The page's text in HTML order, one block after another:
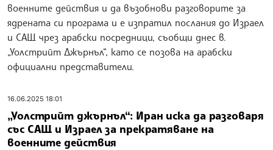
военните действия и да възобнови разговорите за
ядрената си програма и е изпратил послания до Израел
и САЩ чрез арабски посредници, съобщи днес в.
„Уолстрийт Джърнъл“, като се позова на арабски
официални представители.
16.06.2025 18:01
„Уолстрийт джърнъл“: Иран иска да разговаря
със САЩ и Израел за прекратяване на
военните действия